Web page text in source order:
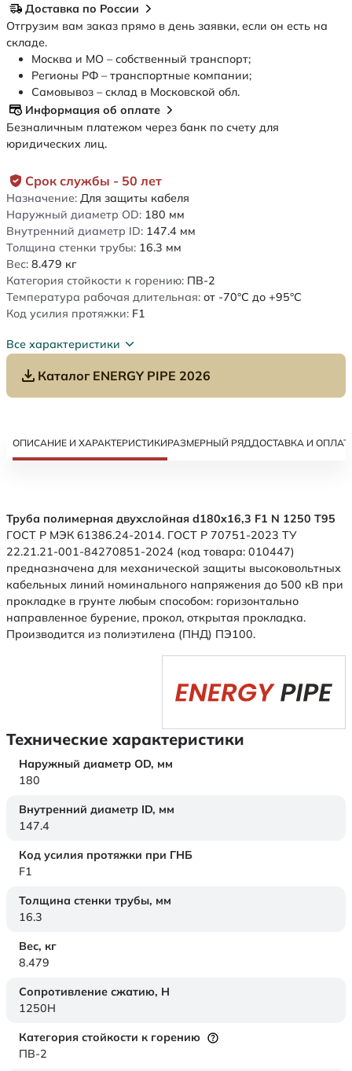
Срок службы - 50 лет
Назначение: Для защиты кабеля
Наружный диаметр OD: 180 мм
Внутренний диаметр ID: 147.4 мм
Толщина стенки трубы: 16.3 мм
Вес: 8.479 кг
Категория стойкости к горению: ПВ-2
Температура рабочая длительная: от -70°C до +95°C
Код усилия протяжки: F1
Все характеристики
Каталог ENERGY PIPE 2026
Доставка по России
Отгрузим вам заказ прямо в день заявки, если он есть на
складе.
Москва и МО – собственный транспорт;
Регионы РФ – транспортные компании;
Самовывоз – склад в Московской обл.
Информация об оплате
Безналичным платежом через банк по счету для
юридических лиц.
ОПИСАНИЕ И ХАРАКТЕРИСТИКИРАЗМЕРНЫЙ РЯДДОСТАВКА И
Труба полимерная двухслойная d180x16,3 F1 N 1250 Т95
ГОСТ Р МЭК 61386.24-2014. ГОСТ Р 70751-2023 ТУ
22.21.21-001-84270851-2024 (код товара: 010447)
предназначена для механической защиты высоковольтных
кабельных линий номинального напряжения до 500 кВ при
прокладке в грунте любым способом: горизонтально
направленное бурение, прокол, открытая прокладка.
Производится из полиэтилена (ПНД) ПЭ100.
Технические характеристики
Наружный диаметр OD, мм
180
Внутренний диаметр ID, мм
147.4
Код усилия протяжки при ГНБ
F1
Толщина стенки трубы, мм
16.3
Вес, кг
8.479
Сопротивление сжатию, Н
1250H
Категория стойкости к горению
ПВ-2